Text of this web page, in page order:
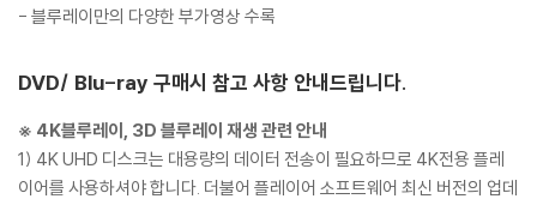
- 블루레이만의 다양한 부가영상 수록
DVD/ Blu-ray 구매시 참고 사항 안내드립니다.
※ 4K블루레이, 3D 블루레이 재생 관련 안내
1) 4K UHD 디스크는 대용량의 데이터 전송이 필요하므로 4K전용 플레
이어를 사용하셔야 합니다. 더불어 플레이어 소프트웨어 최신 버전의 업데